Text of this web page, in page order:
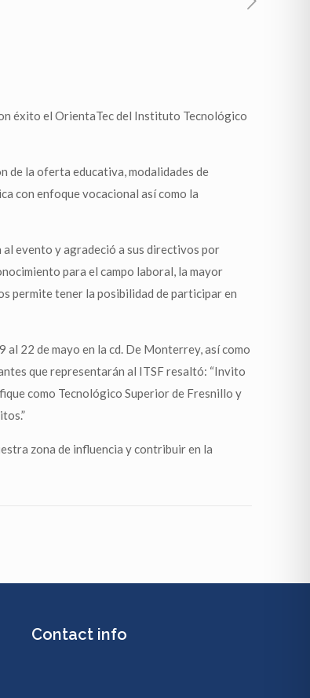
éxito el OrientaTec del Instituto Tecnológico
de la oferta educativa, modalidades de
con enfoque vocacional así como la
evento y agradeció a sus directivos por
para el campo laboral, la mayor
permite tener la posibilidad de participar en
22 de mayo en la cd. De Monterrey, así como
que representarán al ITSF resaltó: “Invito
como Tecnológico Superior de Fresnillo y
zona de influencia y contribuir en la
Contact info